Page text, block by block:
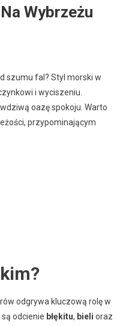
Wybrzeżu
szumu fal? Styl morski w
i wyciszeniu.
oazę spokoju. Warto
przypominającym
odgrywa kluczową rolę w
odcienie błękitu, bieli oraz